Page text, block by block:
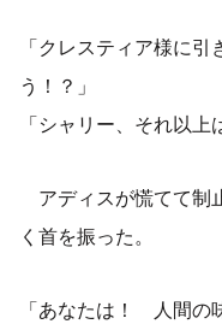
「クレスティア様に
う！？」
「シャリー、それ以上
アディスが慌てて制
く首を振った。
「あなたは！ 人間